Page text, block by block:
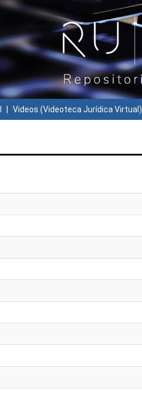
Videos (Videoteca Jurídica Virtual)